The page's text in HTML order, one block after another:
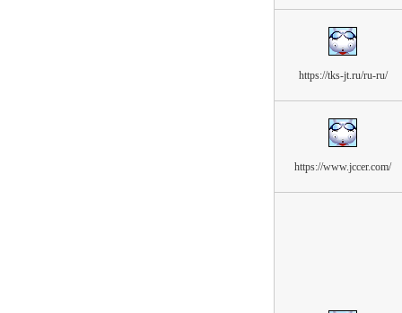
https://tks-jt.ru/ru-ru/
https://www.jccer.com/